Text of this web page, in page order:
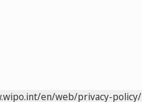
en/web/privacy-policy/